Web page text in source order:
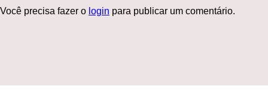
Você precisa fazer o login para publicar um comentário.